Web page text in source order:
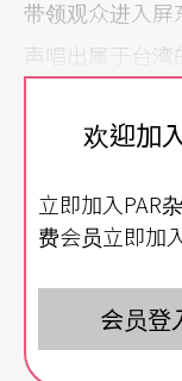
带领观众进入
声唱出属于台
唱，唱出他们
回到传统，以
灵将更容易被
力量，妥善安
欢迎加
立即加入PAR
费会员立即加
会员登